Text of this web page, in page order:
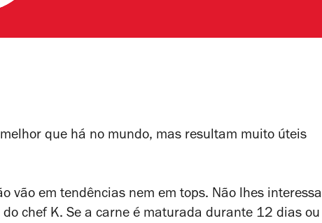
que há no mundo, mas resultam muito úteis
vão em tendências nem em tops. Não lhes interessa
chef K. Se a carne é maturada durante 12 dias ou